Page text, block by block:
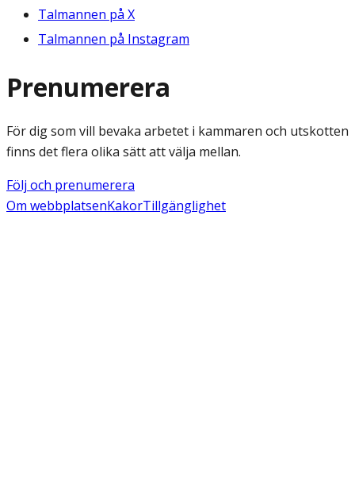
Talmannen på X
Talmannen på Instagram
Prenumerera
För dig som vill bevaka arbetet i kammaren och utskotten
finns det flera olika sätt att välja mellan.
Följ och prenumerera
Om webbplatsenKakorTillgänglighet